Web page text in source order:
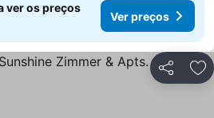
ver os preços
Ver preços
Partilhar